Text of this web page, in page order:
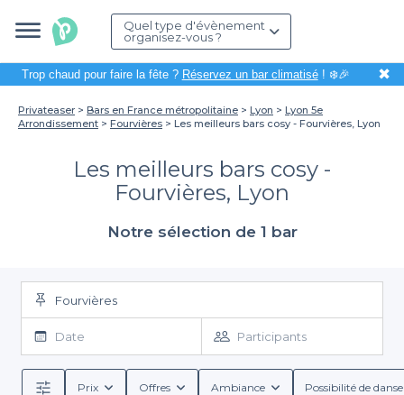
Quel type d'évènement
organisez-vous ?
Trop chaud pour faire la fête ? Réservez un bar climatisé! ❄️🎉 ✖
Privateaser Bars en France métropolitaine Lyon
Lyon 5e
Arrondissement
Fourvières Les meilleurs bars cosy - Fourvières, Lyon
Les meilleurs bars cosy -
Fourvières, Lyon
Notre sélection de 1 bar
Fourvières
Date Participants
Prix Offres Ambiance Possibilité de